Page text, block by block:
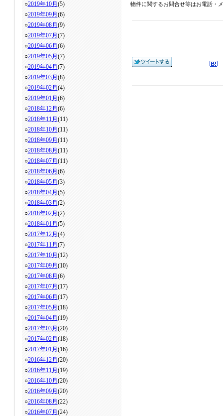
○2019年10月 (5)
○2019年09月 (6)
○2019年08月 (9)
○2019年07月 (7)
○2019年06月 (6)
○2019年05月 (7)
○2019年04月 (7)
○2019年03月 (8)
○2019年02月 (4)
○2019年01月 (6)
○2018年12月 (6)
○2018年11月 (11)
○2018年10月 (11)
○2018年09月 (11)
○2018年08月 (11)
○2018年07月 (11)
○2018年06月 (6)
○2018年05月 (3)
○2018年04月 (5)
○2018年03月 (2)
○2018年02月 (2)
○2018年01月 (5)
○2017年12月 (4)
○2017年11月 (7)
○2017年10月 (12)
○2017年09月 (10)
○2017年08月 (6)
○2017年07月 (17)
○2017年06月 (17)
○2017年05月 (18)
○2017年04月 (19)
○2017年03月 (20)
○2017年02月 (18)
○2017年01月 (16)
○2016年12月 (20)
○2016年11月 (19)
○2016年10月 (20)
○2016年09月 (20)
○2016年08月 (22)
○2016年07月 (24)
物件に関するお問合せ等はお電話・